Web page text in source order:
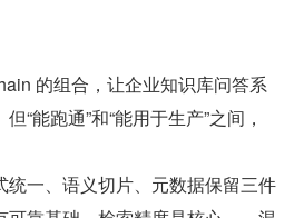
的组合，让企业知识库问答系
“能跑通”和“能用于生产”之间，
一、语义切片、元数据保留三件